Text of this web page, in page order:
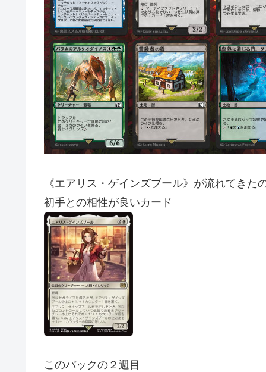
《エアリス・ゲインズブール》が流れてきた
初手との相性が良いカード
このパックの２週目